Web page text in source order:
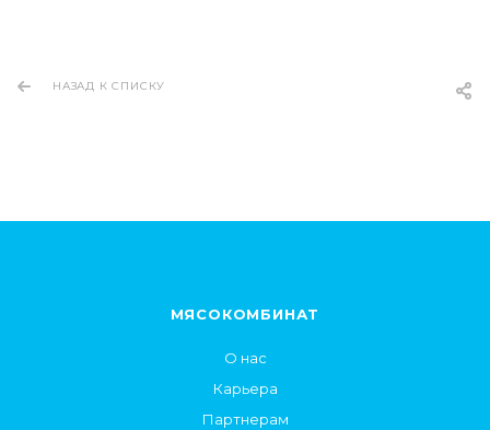
НАЗАД К СПИСКУ
МЯСОКОМБИНАТ
О нас
Карьера
Партнерам